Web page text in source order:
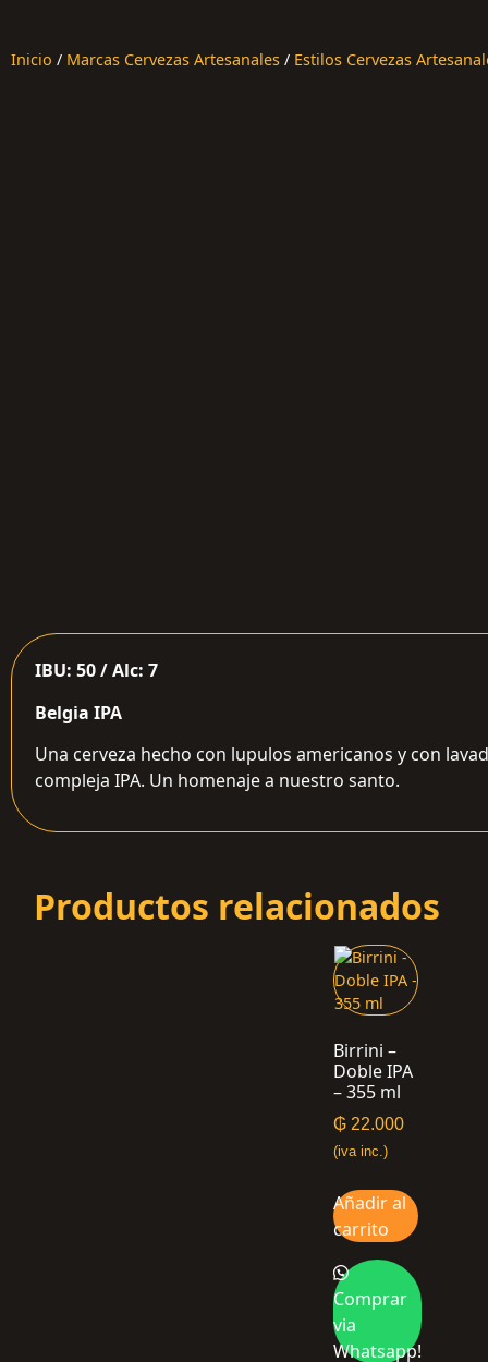
Inicio / Marcas Cervezas Artesanales / Estilos Cervezas
IBU: 50 / Alc: 7
Belgia IPA
Una cerveza hecho con lupulos americanos y con
compleja IPA. Un homenaje a nuestro santo.
Productos relacionados
Birrini –
Doble IPA
– 355 ml
₲22.000
(iva inc.)
Añadir al
carrito
Comprar
via
Whatsapp!